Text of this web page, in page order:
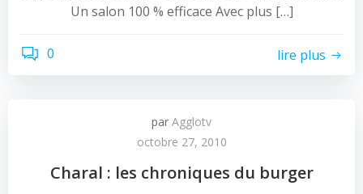
Un salon 100 % efficace Avec plus […]
0 lire plus
par Agglotv
octobre 27, 2010
Charal : les chroniques du burger